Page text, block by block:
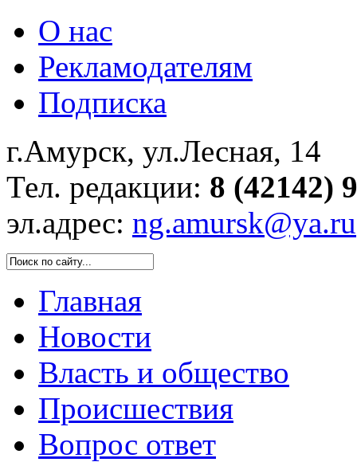
О нас
Рекламодателям
Подписка
г.Амурск, ул.Лесная, 14
Тел. редакции: 8 (42142)
эл.адрес: ng.amursk@ya.ru
Главная
Новости
Власть и общество
Происшествия
Вопрос ответ